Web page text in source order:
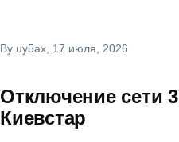
By uy5ax , 17 июля, 2026
Отключение сети
Киевстар